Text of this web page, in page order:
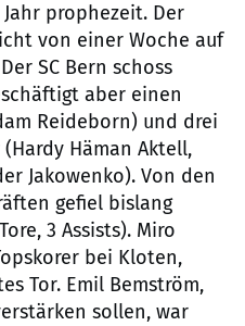
prophezeit. Der
von einer Woche auf
SC Bern schoss
aber einen
Reideborn) und drei
Häman Aktell,
Jakowenko). Von den
gefiel bislang
3 Assists). Miro
bei Kloten,
Tor. Emil Bemström,
sollen, war